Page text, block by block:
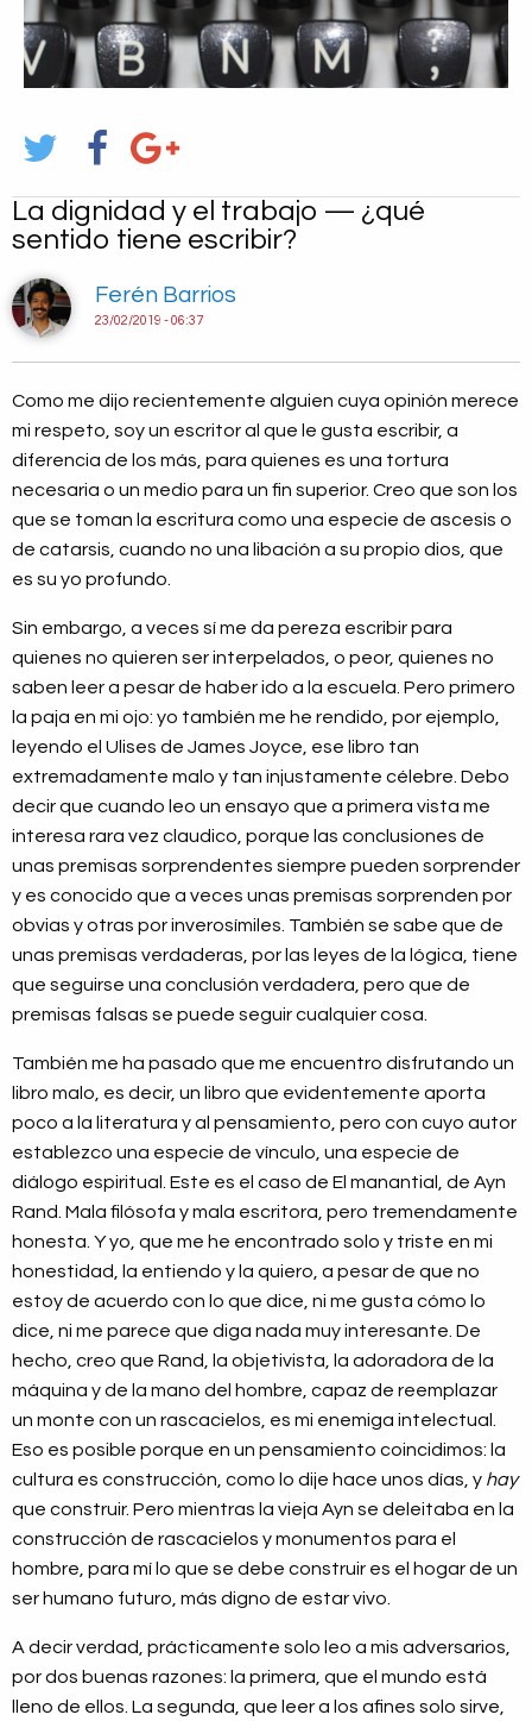
La dignidad y el trabajo — ¿qué
sentido tiene escribir?
Ferén Barrios
23/02/2019 - 06:37
Como me dijo recientemente alguien cuya opinión merece
mi respeto, soy un escritor al que le gusta escribir, a
diferencia de los más, para quienes es una tortura
necesaria o un medio para un fin superior. Creo que son los
que se toman la escritura como una especie de ascesis o
de catarsis, cuando no una libación a su propio dios, que
es su yo profundo.
Sin embargo, a veces sí me da pereza escribir para
quienes no quieren ser interpelados, o peor, quienes no
saben leer a pesar de haber ido a la escuela. Pero primero
la paja en mi ojo: yo también me he rendido, por ejemplo,
leyendo el Ulises de James Joyce, ese libro tan
extremadamente malo y tan injustamente célebre. Debo
decir que cuando leo un ensayo que a primera vista me
interesa rara vez claudico, porque las conclusiones de
unas premisas sorprendentes siempre pueden sorprender
y es conocido que a veces unas premisas sorprenden por
obvias y otras por inverosímiles. También se sabe que de
unas premisas verdaderas, por las leyes de la lógica, tiene
que seguirse una conclusión verdadera, pero que de
premisas falsas se puede seguir cualquier cosa.
También me ha pasado que me encuentro disfrutando un
libro malo, es decir, un libro que evidentemente aporta
poco a la literatura y al pensamiento, pero con cuyo autor
establezco una especie de vínculo, una especie de
diálogo espiritual. Este es el caso de El manantial, de Ayn
Rand. Mala filósofa y mala escritora, pero tremendamente
honesta. Y yo, que me he encontrado solo y triste en mi
honestidad, la entiendo y la quiero, a pesar de que no
estoy de acuerdo con lo que dice, ni me gusta cómo lo
dice, ni me parece que diga nada muy interesante. De
hecho, creo que Rand, la objetivista, la adoradora de la
máquina y de la mano del hombre, capaz de reemplazar
un monte con un rascacielos, es mi enemiga intelectual.
Eso es posible porque en un pensamiento coincidimos: la
cultura es construcción, como lo dije hace unos días, y hay
que construir. Pero mientras la vieja Ayn se deleitaba en la
construcción de rascacielos y monumentos para el
hombre, para mí lo que se debe construir es el hogar de un
ser humano futuro, más digno de estar vivo.
A decir verdad, prácticamente solo leo a mis adversarios,
por dos buenas razones: la primera, que el mundo está
lleno de ellos. La segunda, que leer a los afines solo sirve,